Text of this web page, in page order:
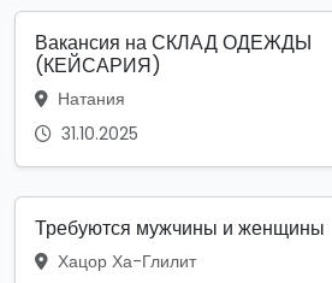
Вакансия на СКЛАД ОДЕЖДЫ
(КЕЙСАРИЯ)
Натания
31.10.2025
Требуются мужчины и женщины
Хацор Ха-Глилит